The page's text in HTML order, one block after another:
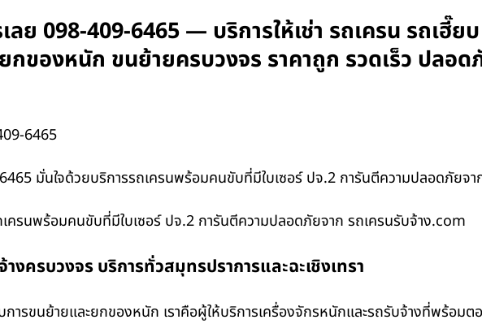
ลย 098-409-6465 — บริการให้เช่า รถเครน รถเฮี๊ย
กของหนัก ขนย้ายครบวงจร ราคาถูก รวดเร็ว ปลอ
6465
มั่นใจด้วยบริการรถเครนพร้อมคนขับที่มีใบเซอร์ ปจ.2 การันตีความปลอดภัยจ
ครนพร้อมคนขับที่มีใบเซอร์ ปจ.2 การันตีความปลอดภัยจาก รถเครนรับจ้าง.com
ครบวงจร บริการทั่วสมุทรปราการและฉะเชิงเทรา
รขนย้ายและยกของหนัก เราคือผู้ให้บริการเครื่องจักรหนักและรถรับจ้างที่พร้อม